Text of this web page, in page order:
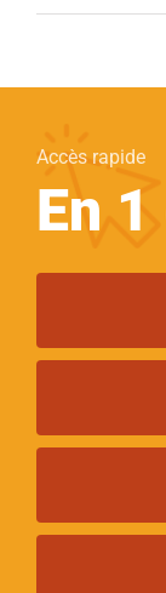
Accès rapide
En